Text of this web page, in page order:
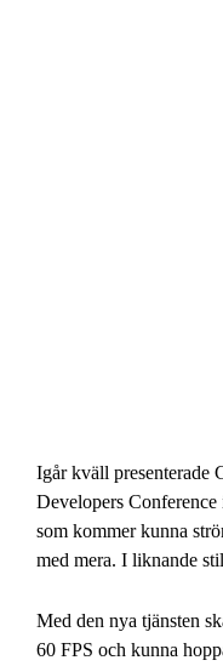
Igår kväll presenterade
Developers Conference
som kommer kunna
med mera. I liknande
Med den nya tjänsten
60 FPS och kunna